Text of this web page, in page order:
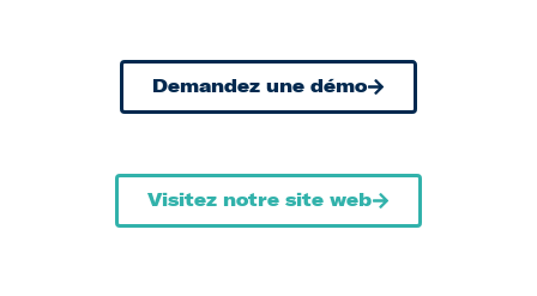
Demandez une démo
Visitez notre site web